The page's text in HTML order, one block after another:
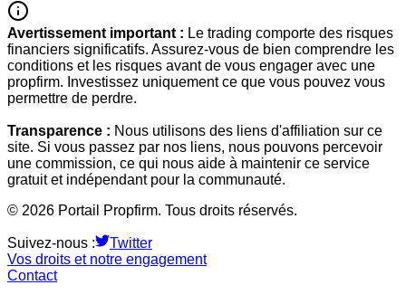
Avertissement important : Le trading comporte des risques
financiers significatifs. Assurez-vous de bien comprendre les
conditions et les risques avant de vous engager avec une
propfirm. Investissez uniquement ce que vous pouvez vous
permettre de perdre.
Transparence : Nous utilisons des liens d'affiliation sur ce
site. Si vous passez par nos liens, nous pouvons percevoir
une commission, ce qui nous aide à maintenir ce service
gratuit et indépendant pour la communauté.
© 2026 Portail Propfirm. Tous droits réservés.
Suivez-nous :
Twitter
Vos droits et notre engagement
Contact